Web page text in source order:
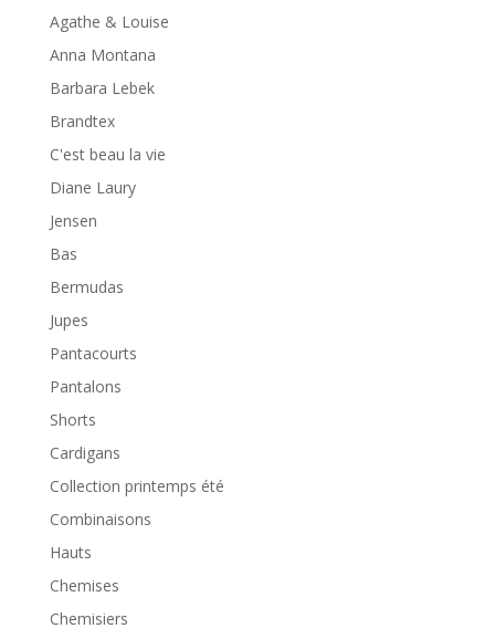
Agathe & Louise
Anna Montana
Barbara Lebek
Brandtex
C'est beau la vie
Diane Laury
Jensen
Bas
Bermudas
Jupes
Pantacourts
Pantalons
Shorts
Cardigans
Collection printemps été
Combinaisons
Hauts
Chemises
Chemisiers